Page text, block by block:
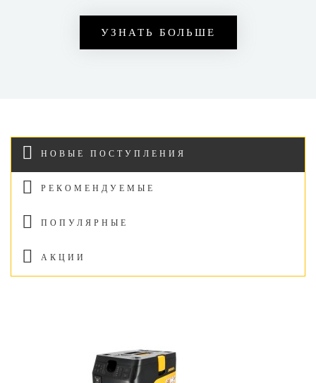
УЗНАТЬ БОЛЬШЕ
НОВЫЕ ПОСТУПЛЕНИЯ
РЕКОМЕНДУЕМЫЕ
ПОПУЛЯРНЫЕ
АКЦИИ